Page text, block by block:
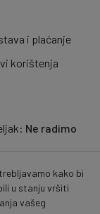
i plaćanje
korištenja
Ne radimo
kako bi
u stanju vršiti
vašeg